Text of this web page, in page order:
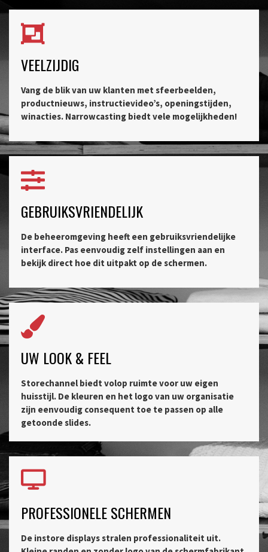
VEELZIJDIG
Vang de blik van uw klanten met sfeerbeelden,
productnieuws, instructievideo’s, openingstijden,
winacties. Narrowcasting biedt vele mogelijkheden!
GEBRUIKSVRIENDELIJK
De beheeromgeving heeft een gebruiksvriendelijke
interface. Pas eenvoudig zelf instellingen aan en
bekijk direct hoe dit uitpakt op de schermen.
UW LOOK & FEEL
Storechannel biedt volop ruimte voor uw eigen
huisstijl. De kleuren en het logo van uw organisatie
zijn eenvoudig consequent toe te passen op alle
getoonde slides.
PROFESSIONELE SCHERMEN
De instore displays stralen professionaliteit uit.